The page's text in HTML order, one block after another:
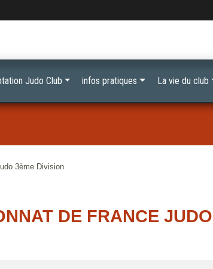
3ème Division
DE FRANCE
Judo Club infos pratiques La vie du club